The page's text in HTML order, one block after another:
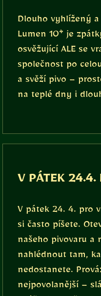
Dlouho vyhlížený
Lumen 10* je
osvěžující ALE se
společnost po
a svěží pivo –
na teplé dny i
V PÁTEK 24.4.
V pátek 24. 4. pro
si často píšete.
našeho pivovaru a
nahlédnout tam,
nedostanete.
nejpovolanější –